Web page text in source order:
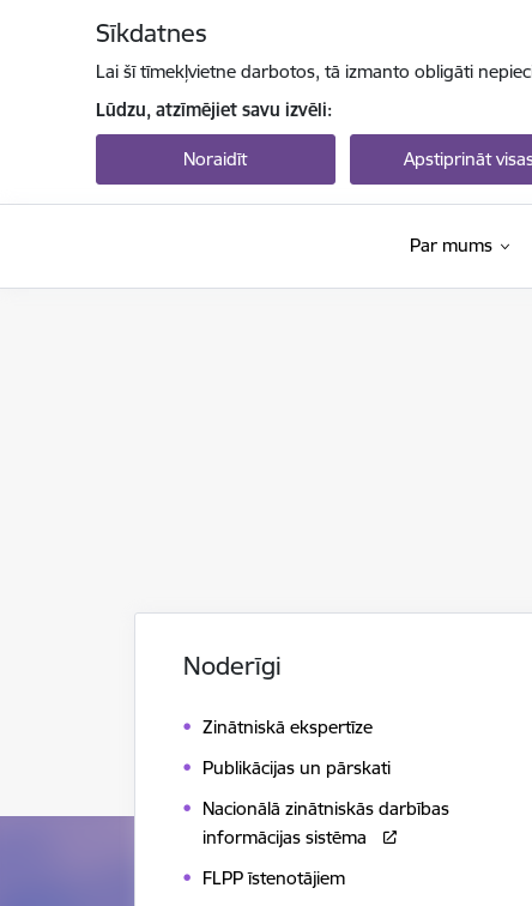
Sīkdatnes
Lai šī tīmekļvietne darbotos, tā izmanto obligāti
Lūdzu, atzīmējiet savu izvēli:
Noraidīt Apstiprināt
Par mums
Noderīgi
Zinātniskā ekspertīze
Publikācijas un pārskati
Nacionālā zinātniskās darbības
informācijas sistēma
FLPP īstenotājiem